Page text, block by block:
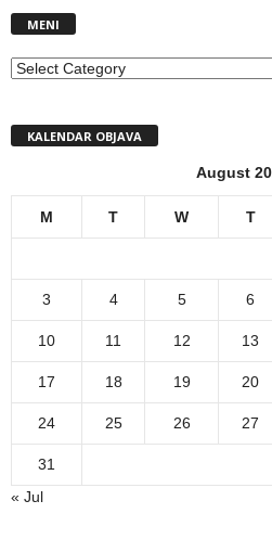
MENI
MENI
KALENDAR OBJAVA
August
M T W T
3 4 5 6
10 11 12 13
17 18 19 20
24 25 26 27
31
« Jul